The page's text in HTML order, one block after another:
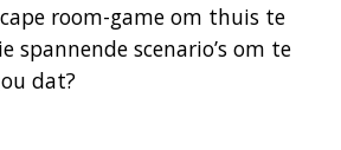
room-game om thuis te
spannende scenario’s om te
dat?